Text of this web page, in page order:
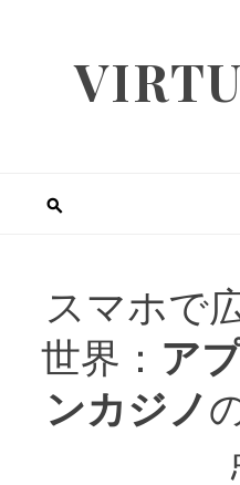
スマホで
世界： ア
ンカジノ